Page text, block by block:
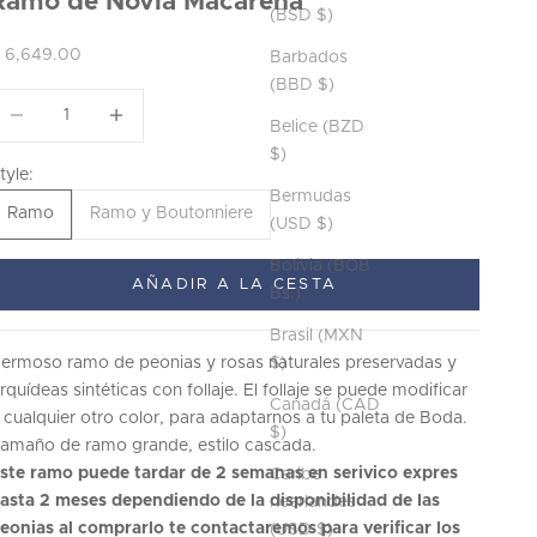
(BSD $)
Barbados
(BBD $)
Belice (BZD
$)
Bermudas
(USD $)
Bolivia (BOB
Bs.)
Brasil (MXN
$)
Canadá (CAD
$)
Caribe
neerlandés
(USD $)
de oferta
6,649.00
Ramo Ramo y Boutonniere
AÑADIR A LA CESTA
ramo de peonias y rosas naturales preservadas y
sintéticas con follaje. El follaje se puede modificar
cualquier otro color, para adaptarnos a tu paleta de Boda.
de ramo grande, estilo cascada.
ramo puede tardar de 2 semanas en serivico expres
2 meses dependiendo de la disponibilidad de las
al comprarlo te contactaremos para verificar los